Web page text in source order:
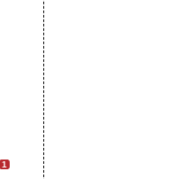
1